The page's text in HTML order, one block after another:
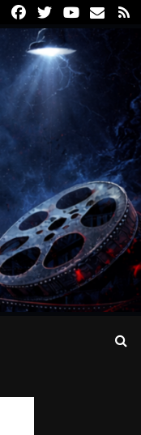
FacebookTwitterYoutube
Email